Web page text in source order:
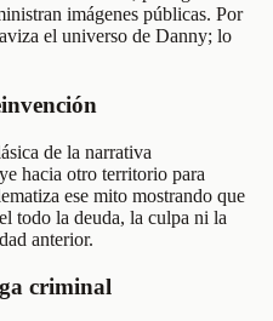
imágenes públicas. Por
el universo de Danny; lo
de la narrativa
hacia otro territorio para
ese mito mostrando que
todo la deuda, la culpa ni la
anterior.
criminal